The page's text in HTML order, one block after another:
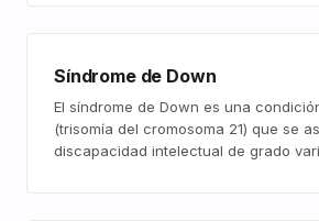
Síndrome de Down
El síndrome de Down es una
(trisomía del cromosoma 21) que se
discapacidad intelectual de grado